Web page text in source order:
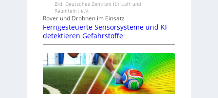
Bild: Deutsches Zentrum für Luft und
Raumfahrt e.V.
Rover und Drohnen im Einsatz
Ferngesteuerte Sensorsysteme und KI
detektieren Gefahrstoffe